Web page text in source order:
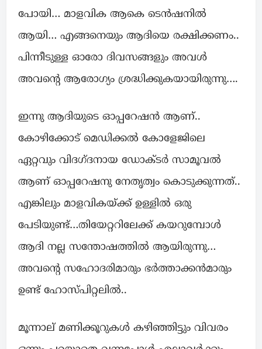
പോയി… മാളവിക ആകെ ടെൻഷനിൽ
ആയി… എങ്ങനെയും ആദിയെ രക്ഷിക്കണം..
പിന്നീടുള്ള ഓരോ ദിവസങ്ങളും അവൾ
അവന്റെ ആരോഗ്യം ശ്രദ്ധിക്കുകയായിരുന്നു….
ഇന്നു ആദിയുടെ ഓപ്പറേഷൻ ആണ്..
കോഴിക്കോട് മെഡിക്കൽ കോളേജിലെ
ഏറ്റവും വിദഗ്ദനായ ഡോക്ടർ സാമൂവൽ
ആണ് ഓപ്പറേഷനു നേതൃത്വം കൊടുക്കുന്നത്..
എങ്കിലും മാളവികയ്ക്ക് ഉള്ളിൽ ഒരു
പേടിയുണ്ട്…തിയേറ്ററിലേക്ക് കയറുമ്പോൾ
ആദി നല്ല സന്തോഷത്തിൽ ആയിരുന്നു…
അവന്റെ സഹോദരിമാരും ഭർത്താക്കൻമാരും
ഉണ്ട്‌ ഹോസ്പിറ്റലിൽ..
മൂന്നാല് മണിക്കൂറുകൾ കഴിഞ്ഞിട്ടും വിവരം